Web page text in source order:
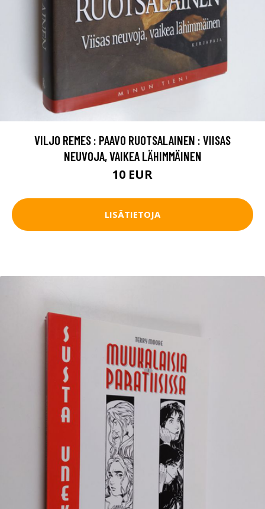
VILJO REMES : PAAVO RUOTSALAINEN : VIISAS
NEUVOJA, VAIKEA LÄHIMMÄINEN
10 EUR
LISÄTIETOJA